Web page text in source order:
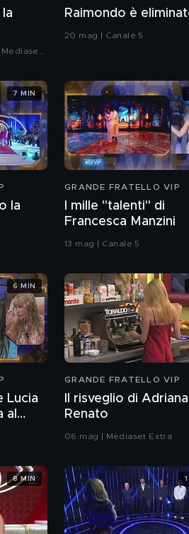
Raimondo è
20 mag | Canale 5
la
7 MIN
GRANDE FRATELLO VIP
I mille "talenti" di
Francesca Manzini
13 mag | Canale 5
Lucia
al
6 MIN
GRANDE FRATELLO VIP
Il risveglio di
Renato
06 mag | Mediaset Extra
8 MIN